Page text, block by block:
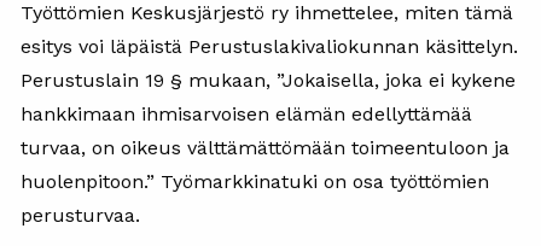
Työttömien Keskusjärjestö ry ihmettelee, miten tämä
esitys voi läpäistä Perustuslakivaliokunnan käsittelyn.
Perustuslain 19 § mukaan, ”Jokaisella, joka ei kykene
hankkimaan ihmisarvoisen elämän edellyttämää
turvaa, on oikeus välttämättömään toimeentuloon ja
huolenpitoon.” Työmarkkinatuki on osa työttömien
perusturvaa.